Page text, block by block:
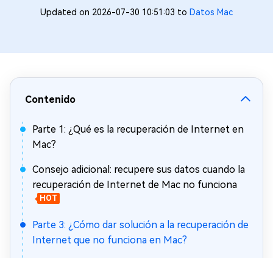
Updated on 2026-07-30 10:51:03 to Datos Mac
Contenido
Parte 1: ¿Qué es la recuperación de Internet en
Mac?
Consejo adicional: recupere sus datos cuando la
recuperación de Internet de Mac no funciona
HOT
Parte 3: ¿Cómo dar solución a la recuperación de
Internet que no funciona en Mac?